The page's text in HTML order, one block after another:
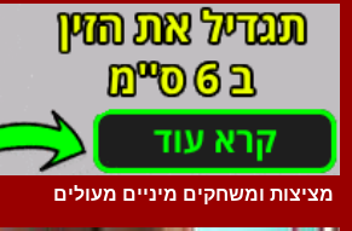
מציצות ומשחקים מיניים מעולים